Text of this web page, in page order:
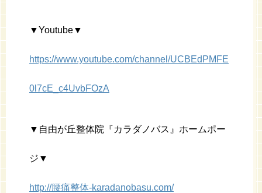
▼Youtube▼
https://www.youtube.com/channel/UCBEdPMFE
0l7cE_c4UvbFOzA
▼自由が丘整体院『カラダノバス』ホームポー
ジ▼
http://腰痛整体-karadanobasu.com/